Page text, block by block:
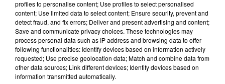
7 août 2026
LA CENTRALE NUCLÉAIRE DE CHOOZ
TOUJOURS À L'ARRÊT
Cela fait déjà une semaine que la centrale
profiles to personalise content; Use profiles to select personalised
content; Use limited data to select content; Ensure security, prevent and
detect fraud, and fix errors; Deliver and present advertising and content;
Save and communicate privacy choices. These technologies may
process personal data such as IP address and browsing data to offer
following functionalities: Identify devices based on information actively
requested; Use precise geolocation data; Match and combine data from
other data sources; Link different devices; Identify devices based on
information transmitted automatically.